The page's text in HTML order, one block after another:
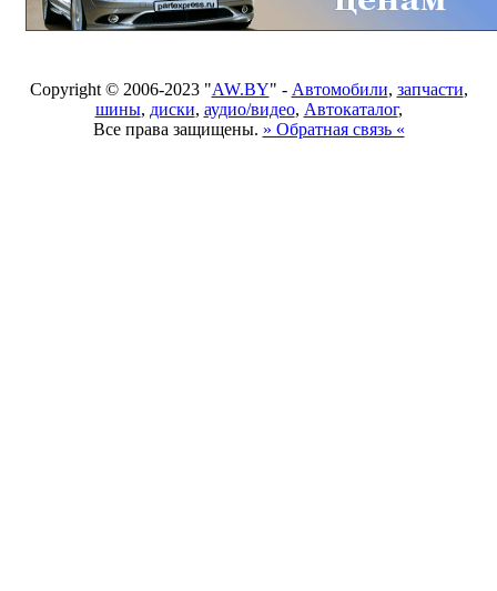
Copyright © 2006-2023 "AW.BY" - Автомобили, запчасти,
шины, диски, аудио/видео, Автокаталог,
Все права защищены. » Обратная связь «